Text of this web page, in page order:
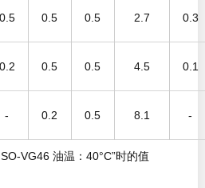
0.5 0.5 0.5 2.7 0.3
0.2 0.5 0.5 4.5 0.1
- 0.2 0.5 8.1 -
VG46 油温：40°C”时的值